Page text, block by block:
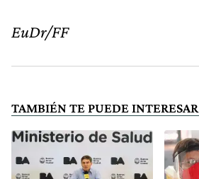
EuDr/FF
TAMBIÉN TE PUEDE INTERESAR